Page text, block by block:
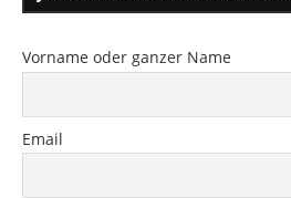
Vorname oder ganzer Name
Email